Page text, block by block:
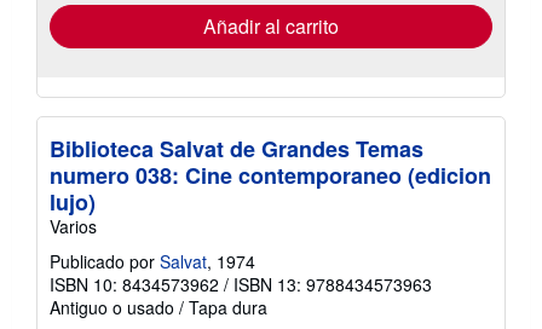
envío
Añadir al carrito
Biblioteca Salvat de Grandes Temas
numero 038: Cine contemporaneo (edicion
lujo)
Varios
Publicado por Salvat, 1974
ISBN 10: 8434573962 / ISBN 13: 9788434573963
Antiguo o usado / Tapa dura